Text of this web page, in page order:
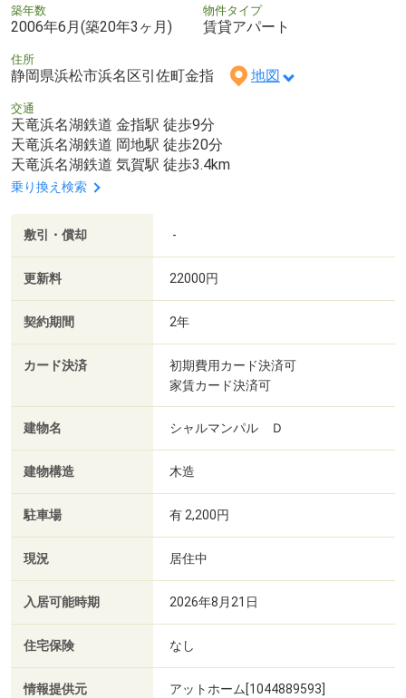
築年数
2006年6月(築20年3ヶ月)
物件タイプ
賃貸アパート
住所
静岡県浜松市浜名区引佐町金指 地図
交通
天竜浜名湖鉄道 金指駅 徒歩9分
天竜浜名湖鉄道 岡地駅 徒歩20分
天竜浜名湖鉄道 気賀駅 徒歩3.4km
乗り換え検索
敷引・償却 -
更新料 22000円
契約期間 2年
カード決済
初期費用カード決済可
家賃カード決済可
建物名 シャルマンパル Ｄ
建物構造 木造
駐車場 有 2,200円
現況 居住中
入居可能時期 2026年8月21日
住宅保険 なし
情報提供元 アットホーム[1044889593]